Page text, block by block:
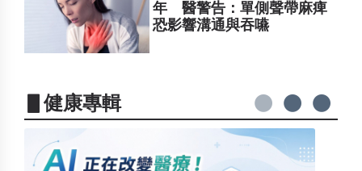
年 醫警告：單側聲帶麻痺
恐影響溝通與吞嚥
▋健康專輯